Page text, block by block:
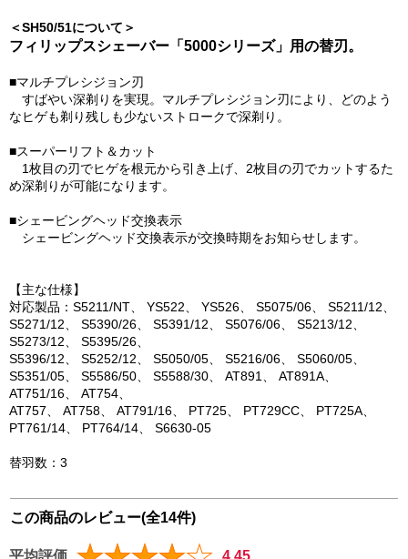
＜SH50/51について＞
フィリップスシェーバー「5000シリーズ」用の替刃。
■マルチプレシジョン刃
すばやい深剃りを実現。マルチプレシジョン刃により、どのよう
なヒゲも剃り残しも少ないストロークで深剃り。
■スーパーリフト＆カット
1枚目の刃でヒゲを根元から引き上げ、2枚目の刃でカットするた
め深剃りが可能になります。
■シェービングヘッド交換表示
シェービングヘッド交換表示が交換時期をお知らせします。
【主な仕様】
対応製品：S5211/NT、 YS522、 YS526、 S5075/06、 S5211/12、
S5271/12、 S5390/26、 S5391/12、 S5076/06、 S5213/12、
S5273/12、 S5395/26、
S5396/12、 S5252/12、 S5050/05、 S5216/06、 S5060/05、
S5351/05、 S5586/50、 S5588/30、 AT891、 AT891A、
AT751/16、 AT754、
AT757、 AT758、 AT791/16、 PT725、 PT729CC、 PT725A、
PT761/14、 PT764/14、 S6630-05
替羽数：3
この商品のレビュー(全14件)
平均評価 4.45